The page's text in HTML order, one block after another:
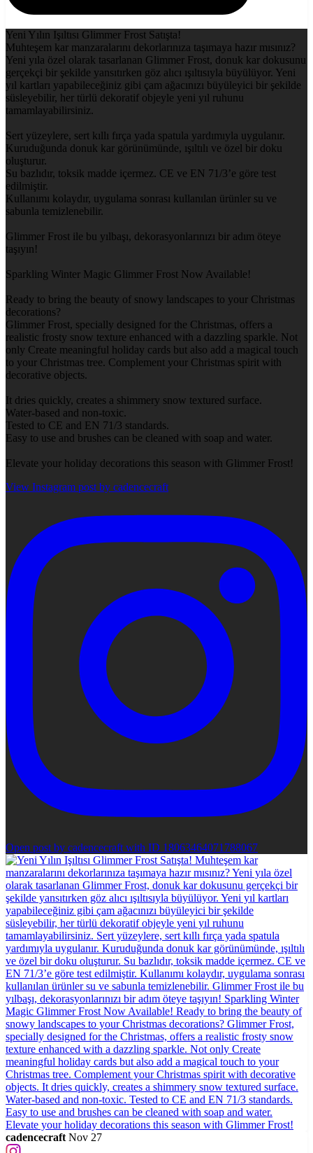
Yeni Yılın Işıltısı Glimmer Frost Satışta!
Muhteşem kar manzaralarını dekorlarınıza taşımaya hazır mısınız?
Yeni yıla özel olarak tasarlanan Glimmer Frost, donuk kar dokusunu
gerçekçi bir şekilde yansıtırken göz alıcı ışıltısıyla büyülüyor. Yeni
yıl kartları yapabileceğiniz gibi çam ağacınızı büyüleyici bir şekilde
süsleyebilir, her türlü dekoratif objeyle yeni yıl ruhunu
tamamlayabilirsiniz.
Sert yüzeylere, sert kıllı fırça yada spatula yardımıyla uygulanır.
Kuruduğunda donuk kar görünümünde, ışıltılı ve özel bir doku
oluşturur.
Su bazlıdır, toksik madde içermez. CE ve EN 71/3’e göre test
edilmiştir.
Kullanımı kolaydır, uygulama sonrası kullanılan ürünler su ve
sabunla temizlenebilir.
Glimmer Frost ile bu yılbaşı, dekorasyonlarınızı bir adım öteye
taşıyın!
Sparkling Winter Magic Glimmer Frost Now Available!
Ready to bring the beauty of snowy landscapes to your Christmas
decorations?
Glimmer Frost, specially designed for the Christmas, offers a
realistic frosty snow texture enhanced with a dazzling sparkle. Not
only Create meaningful holiday cards but also add a magical touch
to your Christmas tree. Complement your Christmas spirit with
decorative objects.
It dries quickly, creates a shimmery snow textured surface.
Water-based and non-toxic.
Tested to CE and EN 71/3 standards.
Easy to use and brushes can be cleaned with soap and water.
Elevate your holiday decorations this season with Glimmer Frost!
View Instagram post by cadencecraft
Open post by cadencecraft with ID 18063464071788067
cadencecraft Nov 27